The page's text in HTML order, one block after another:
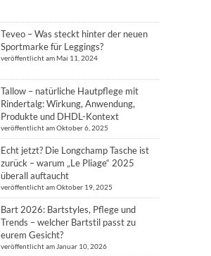
Teveo – Was steckt hinter der neuen
Sportmarke für Leggings?
veröffentlicht am Mai 11, 2024
Tallow – natürliche Hautpflege mit
Rindertalg: Wirkung, Anwendung,
Produkte und DHDL-Kontext
veröffentlicht am Oktober 6, 2025
Echt jetzt? Die Longchamp Tasche ist
zurück – warum „Le Pliage“ 2025
überall auftaucht
veröffentlicht am Oktober 19, 2025
Bart 2026: Bartstyles, Pflege und
Trends – welcher Bartstil passt zu
eurem Gesicht?
veröffentlicht am Januar 10, 2026